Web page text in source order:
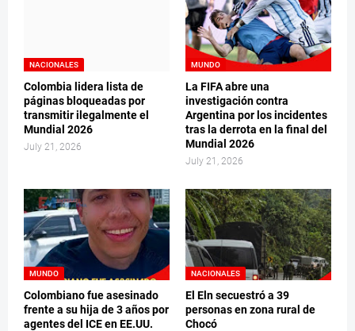
NACIONALES
Colombia lidera lista de
páginas bloqueadas por
transmitir ilegalmente el
Mundial 2026
July 21, 2026
MUNDO
La FIFA abre una
investigación contra
Argentina por los incidentes
tras la derrota en la final del
Mundial 2026
July 21, 2026
MUNDO
Colombiano fue asesinado
frente a su hija de 3 años por
agentes del ICE en EE.UU.
NACIONALES
El Eln secuestró a 39
personas en zona rural de
Chocó